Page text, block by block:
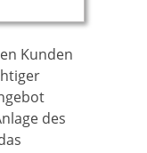
Kunden
des